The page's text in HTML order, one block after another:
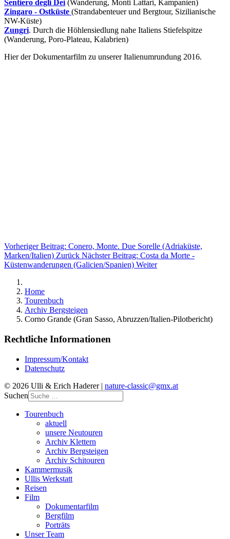
Sentiero degli Dei (Wanderung, Monti Lattari, Kampanien)
Zingaro - Ostküste (Strandabenteuer und Bergtour, Sizilianische
NW-Küste)
Zungri. Durch die Höhlensiedlung nahe Italiens Stiefelspitze
(Wanderung, Poro-Plateau, Kalabrien)
Hier der Dokumentarfilm zu unserer Italienumrundung 2016.
Vorheriger Beitrag: Conero, Monte. Due Sorelle (Adriaküste,
Marken/Italien) Zurück Nächster Beitrag: Costa da Morte -
Küstenwanderungen (Galicien/Spanien) Weiter
Home
Tourenbuch
Archiv Bergsteigen
Corno Grande (Gran Sasso, Abruzzen/Italien-Pilotbericht)
Rechtliche Informationen
Impressum/Kontakt
Datenschutz
© 2026 Ulli & Erich Haderer | nature-classic@gmx.at
Suchen
Tourenbuch
aktuell
unsere Neutouren
Archiv Klettern
Archiv Bergsteigen
Archiv Schitouren
Kammermusik
Ullis Werkstatt
Reisen
Film
Dokumentarfilm
Bergfilm
Porträts
Unser Team